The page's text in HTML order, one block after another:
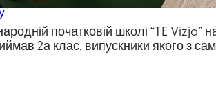
початковій школі “TE Vizja”
2а клас, випускники якого з